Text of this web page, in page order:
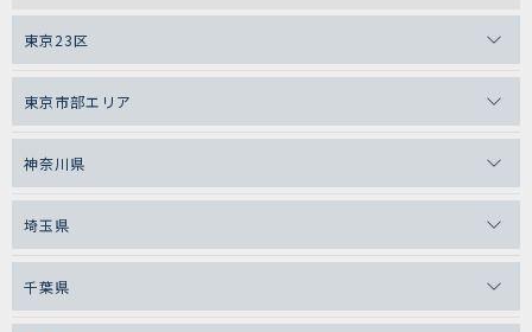
東京23区
東京市部エリア
神奈川県
埼玉県
千葉県